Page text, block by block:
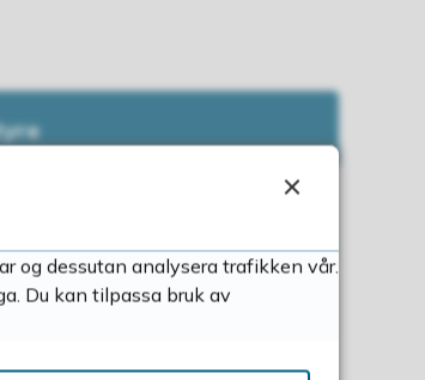
og dessutan analysera trafikken vår.
Du kan tilpassa bruk av